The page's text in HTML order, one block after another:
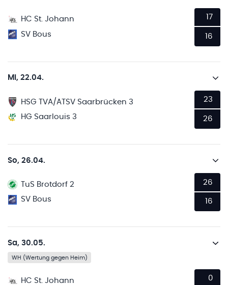
HC St. Johann
SV Bous
17
16
Mi, 22.04.
HSG TVA/ATSV Saarbrücken 3
HG Saarlouis 3
23
26
So, 26.04.
TuS Brotdorf 2
SV Bous
26
16
Sa, 30.05.
WH (Wertung gegen Heim)
HC St. Johann
0